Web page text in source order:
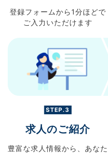
登録フォームから 1分ほどで
ご入力 いただけます
STEP.3
求人のご紹介
豊富な求人情報から、 あなた